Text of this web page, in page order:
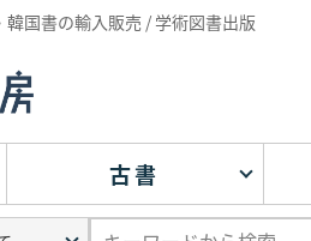
国書の輸入販売 / 学術図書出版
古書